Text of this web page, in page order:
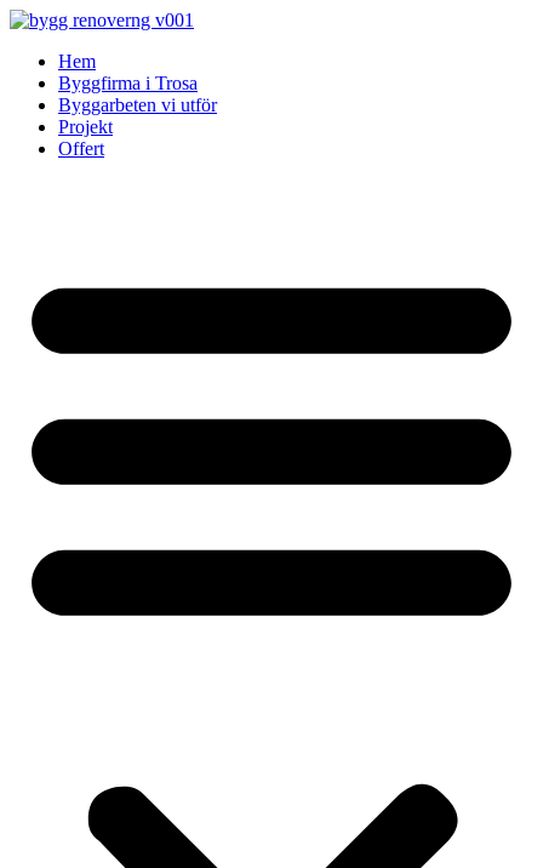
Skip
contentHem
Byggfirma i Trosa
Byggarbeten vi utför
Projekt
Offert